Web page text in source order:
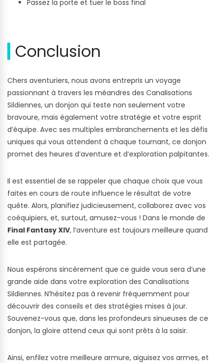
Passez la porte et tuer le boss final
Conclusion
Chers aventuriers, nous avons entrepris un voyage
passionnant à travers les méandres des Canalisations
Sildiennes, un donjon qui teste non seulement votre
bravoure, mais également votre stratégie et votre esprit
d’équipe. Avec ses multiples embranchements et les défis
uniques qui vous attendent à chaque tournant, ce donjon
promet des heures d’aventure et d’exploration palpitantes.
Il est essentiel de se rappeler que chaque choix que vous
faites en cours de route influence le résultat de votre
quête. Alors, planifiez judicieusement, collaborez avec vos
coéquipiers, et, surtout, amusez-vous ! Dans le monde de
Final Fantasy XIV, l’aventure est toujours meilleure quand
elle est partagée.
Nous espérons sincèrement que ce guide vous sera d’une
grande aide dans votre exploration des Canalisations
Sildiennes. N’hésitez pas à revenir fréquemment pour
découvrir des conseils et des stratégies mises à jour.
Souvenez-vous que, dans les profondeurs sinueuses de ce
donjon, la gloire attend ceux qui sont prêts à la saisir.
Ainsi, enfilez votre meilleure armure, aiguisez vos armes, et